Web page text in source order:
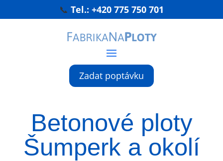
📞 Tel.: +420 775 750 701
Zadat poptávku
Betonové ploty
Šumperk a okolí